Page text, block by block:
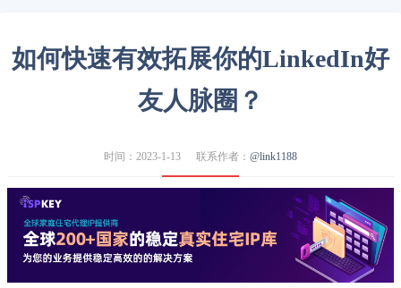
如何快速有效拓展你的LinkedIn好
友人脉圈？
时间：2023-1-13 联系作者： @link1188